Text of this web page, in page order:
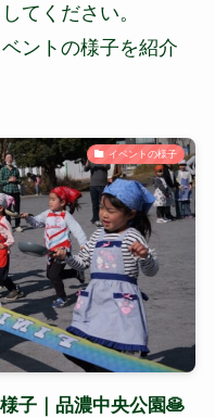
てください。
ントの様子を紹介
イベントの様子
子｜品濃中央公園🥞